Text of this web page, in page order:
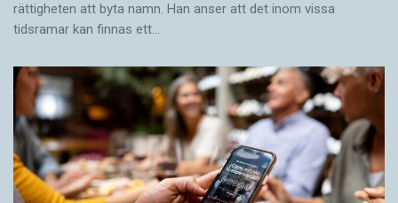
rättigheten att byta namn. Han anser att det inom vissa
tidsramar kan finnas ett…